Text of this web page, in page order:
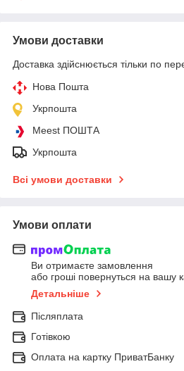
Умови доставки
Доставка здійснюється тільки по
Нова Пошта
Укрпошта
Meest ПОШТА
Укрпошта
Всі умови доставки
Умови оплати
Ви отримаєте замовлення
або гроші повернуться на вашу
Детальніше
Післяплата
Готівкою
Оплата на картку ПриватБанку